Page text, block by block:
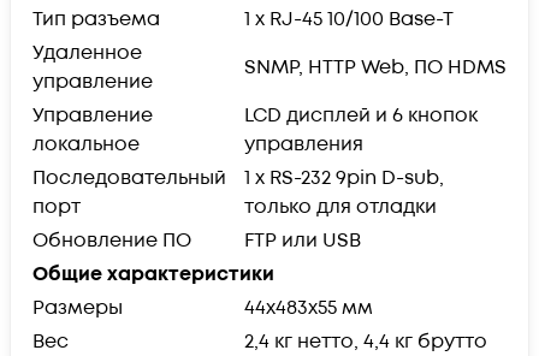
Тип разъема
1 x RJ-45 10/100 Base-T
Удаленное
управление
SNMP, HTTP Web, ПО HDMS
Управление
локальное
LCD дисплей и 6 кнопок
управления
Последовательный
порт
1 x RS-232 9pin D-sub,
только для отладки
Обновление ПО
FTP или USB
Общие характеристики
Размеры
44х483х55 мм
Вес
2,4 кг нетто, 4,4 кг брутто